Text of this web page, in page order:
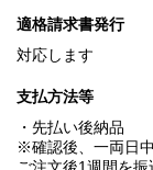
適格請求書発行
対応します
支払方法等
・先払い後納品
※確認後、一両日